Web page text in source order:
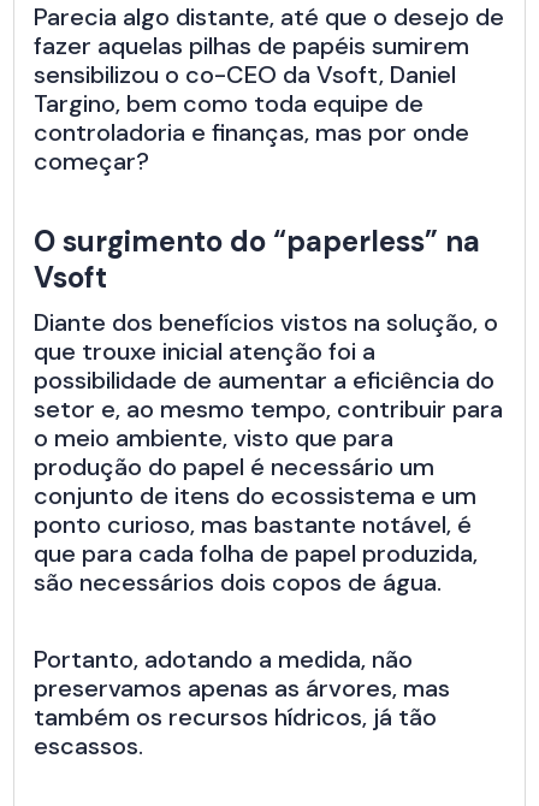
Parecia algo distante, até que o desejo de
fazer aquelas pilhas de papéis sumirem
sensibilizou o co-CEO da Vsoft, Daniel
Targino, bem como toda equipe de
controladoria e finanças, mas por onde
começar?
O surgimento do “paperless” na
Vsoft
Diante dos benefícios vistos na solução, o
que trouxe inicial atenção foi a
possibilidade de aumentar a eficiência do
setor e, ao mesmo tempo, contribuir para
o meio ambiente, visto que para
produção do papel é necessário um
conjunto de itens do ecossistema e um
ponto curioso, mas bastante notável, é
que para cada folha de papel produzida,
são necessários dois copos de água.
Portanto, adotando a medida, não
preservamos apenas as árvores, mas
também os recursos hídricos, já tão
escassos.